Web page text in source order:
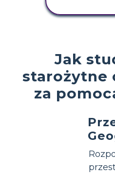
Jak
starożytne
za